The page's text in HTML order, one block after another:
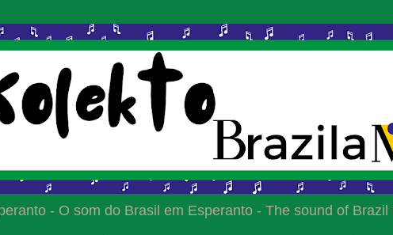
- O som do Brasil em Esperanto - The sound of Brazil